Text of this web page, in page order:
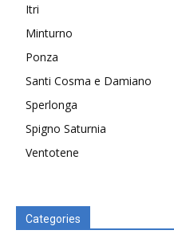
Itri
Minturno
Ponza
Santi Cosma e Damiano
Sperlonga
Spigno Saturnia
Ventotene
Categories